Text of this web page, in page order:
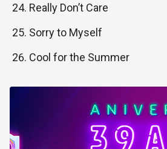
Really Don’t Care
Sorry to Myself
Cool for the Summer